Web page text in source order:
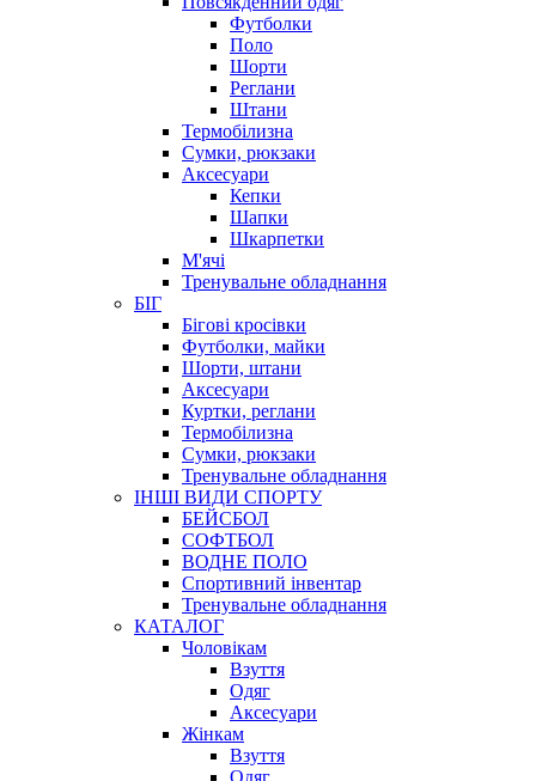
Футболки
Поло
Шорти
Реглани
Штани
Термобілизна
Сумки, рюкзаки
Аксесуари
Кепки
Шапки
Шкарпетки
М'ячі
Тренувальне обладнання
БІГ
Бігові кросівки
Футболки, майки
Шорти, штани
Аксесуари
Куртки, реглани
Термобілизна
Сумки, рюкзаки
Тренувальне обладнання
ІНШІ ВИДИ СПОРТУ
БЕЙСБОЛ
СОФТБОЛ
ВОДНЕ ПОЛО
Спортивний інвентар
Тренувальне обладнання
КАТАЛОГ
Чоловікам
Взуття
Одяг
Аксесуари
Жінкам
Взуття
Одяг